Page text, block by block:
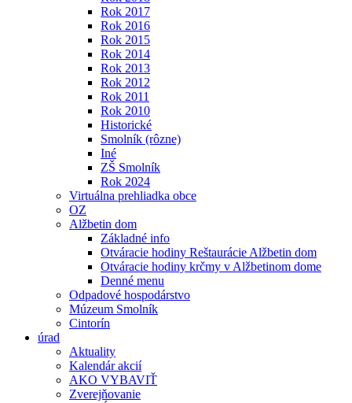
Rok 2017
Rok 2016
Rok 2015
Rok 2014
Rok 2013
Rok 2012
Rok 2011
Rok 2010
Historické
Smolník (rôzne)
Iné
ZŠ Smolník
Rok 2024
Virtuálna prehliadka obce
OZ
Alžbetin dom
Základné info
Otváracie hodiny Reštaurácie Alžbetin dom
Otváracie hodiny krčmy v Alžbetinom dome
Denné menu
Odpadové hospodárstvo
Múzeum Smolník
Cintorín
úrad
Aktuality
Kalendár akcií
AKO VYBAVIŤ
Zverejňovanie